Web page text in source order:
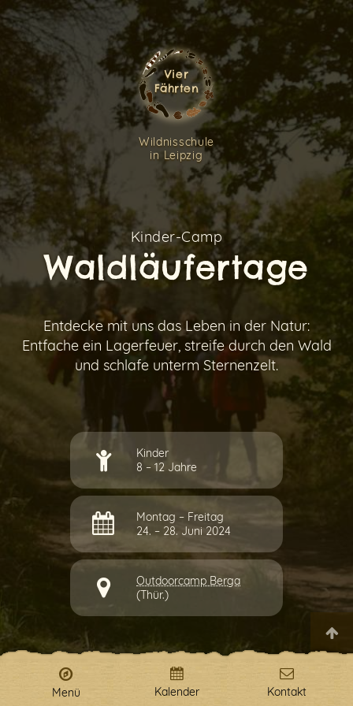
Menü Kalender Kontakt
Vier
Fährten
Wildnisschule
in Leipzig
Kinder-Camp
Waldläufertage
Entdecke mit uns das Leben in der Natur:
Entfache ein Lagerfeuer, streife durch den Wald
und schlafe unterm Sternenzelt.
Kinder
8 – 12 Jahre
Montag – Freitag
24. – 28. Juni 2024
Outdoorcamp Berga
(Thür.)
Ein Fehler ist aufgetreten. Bitte überprüfe Deine
Internetverbindung.